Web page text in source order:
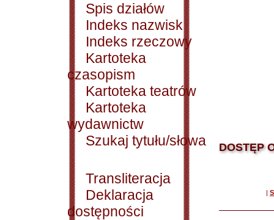
Spis działów
Indeks nazwisk
Indeks rzeczowy
Kartoteka
czasopism
Kartoteka teatrów
Kartoteka
wydawnictw
Szukaj tytułu/słowa
Transliteracja
Deklaracja
dostępności
DOSTĘP
|